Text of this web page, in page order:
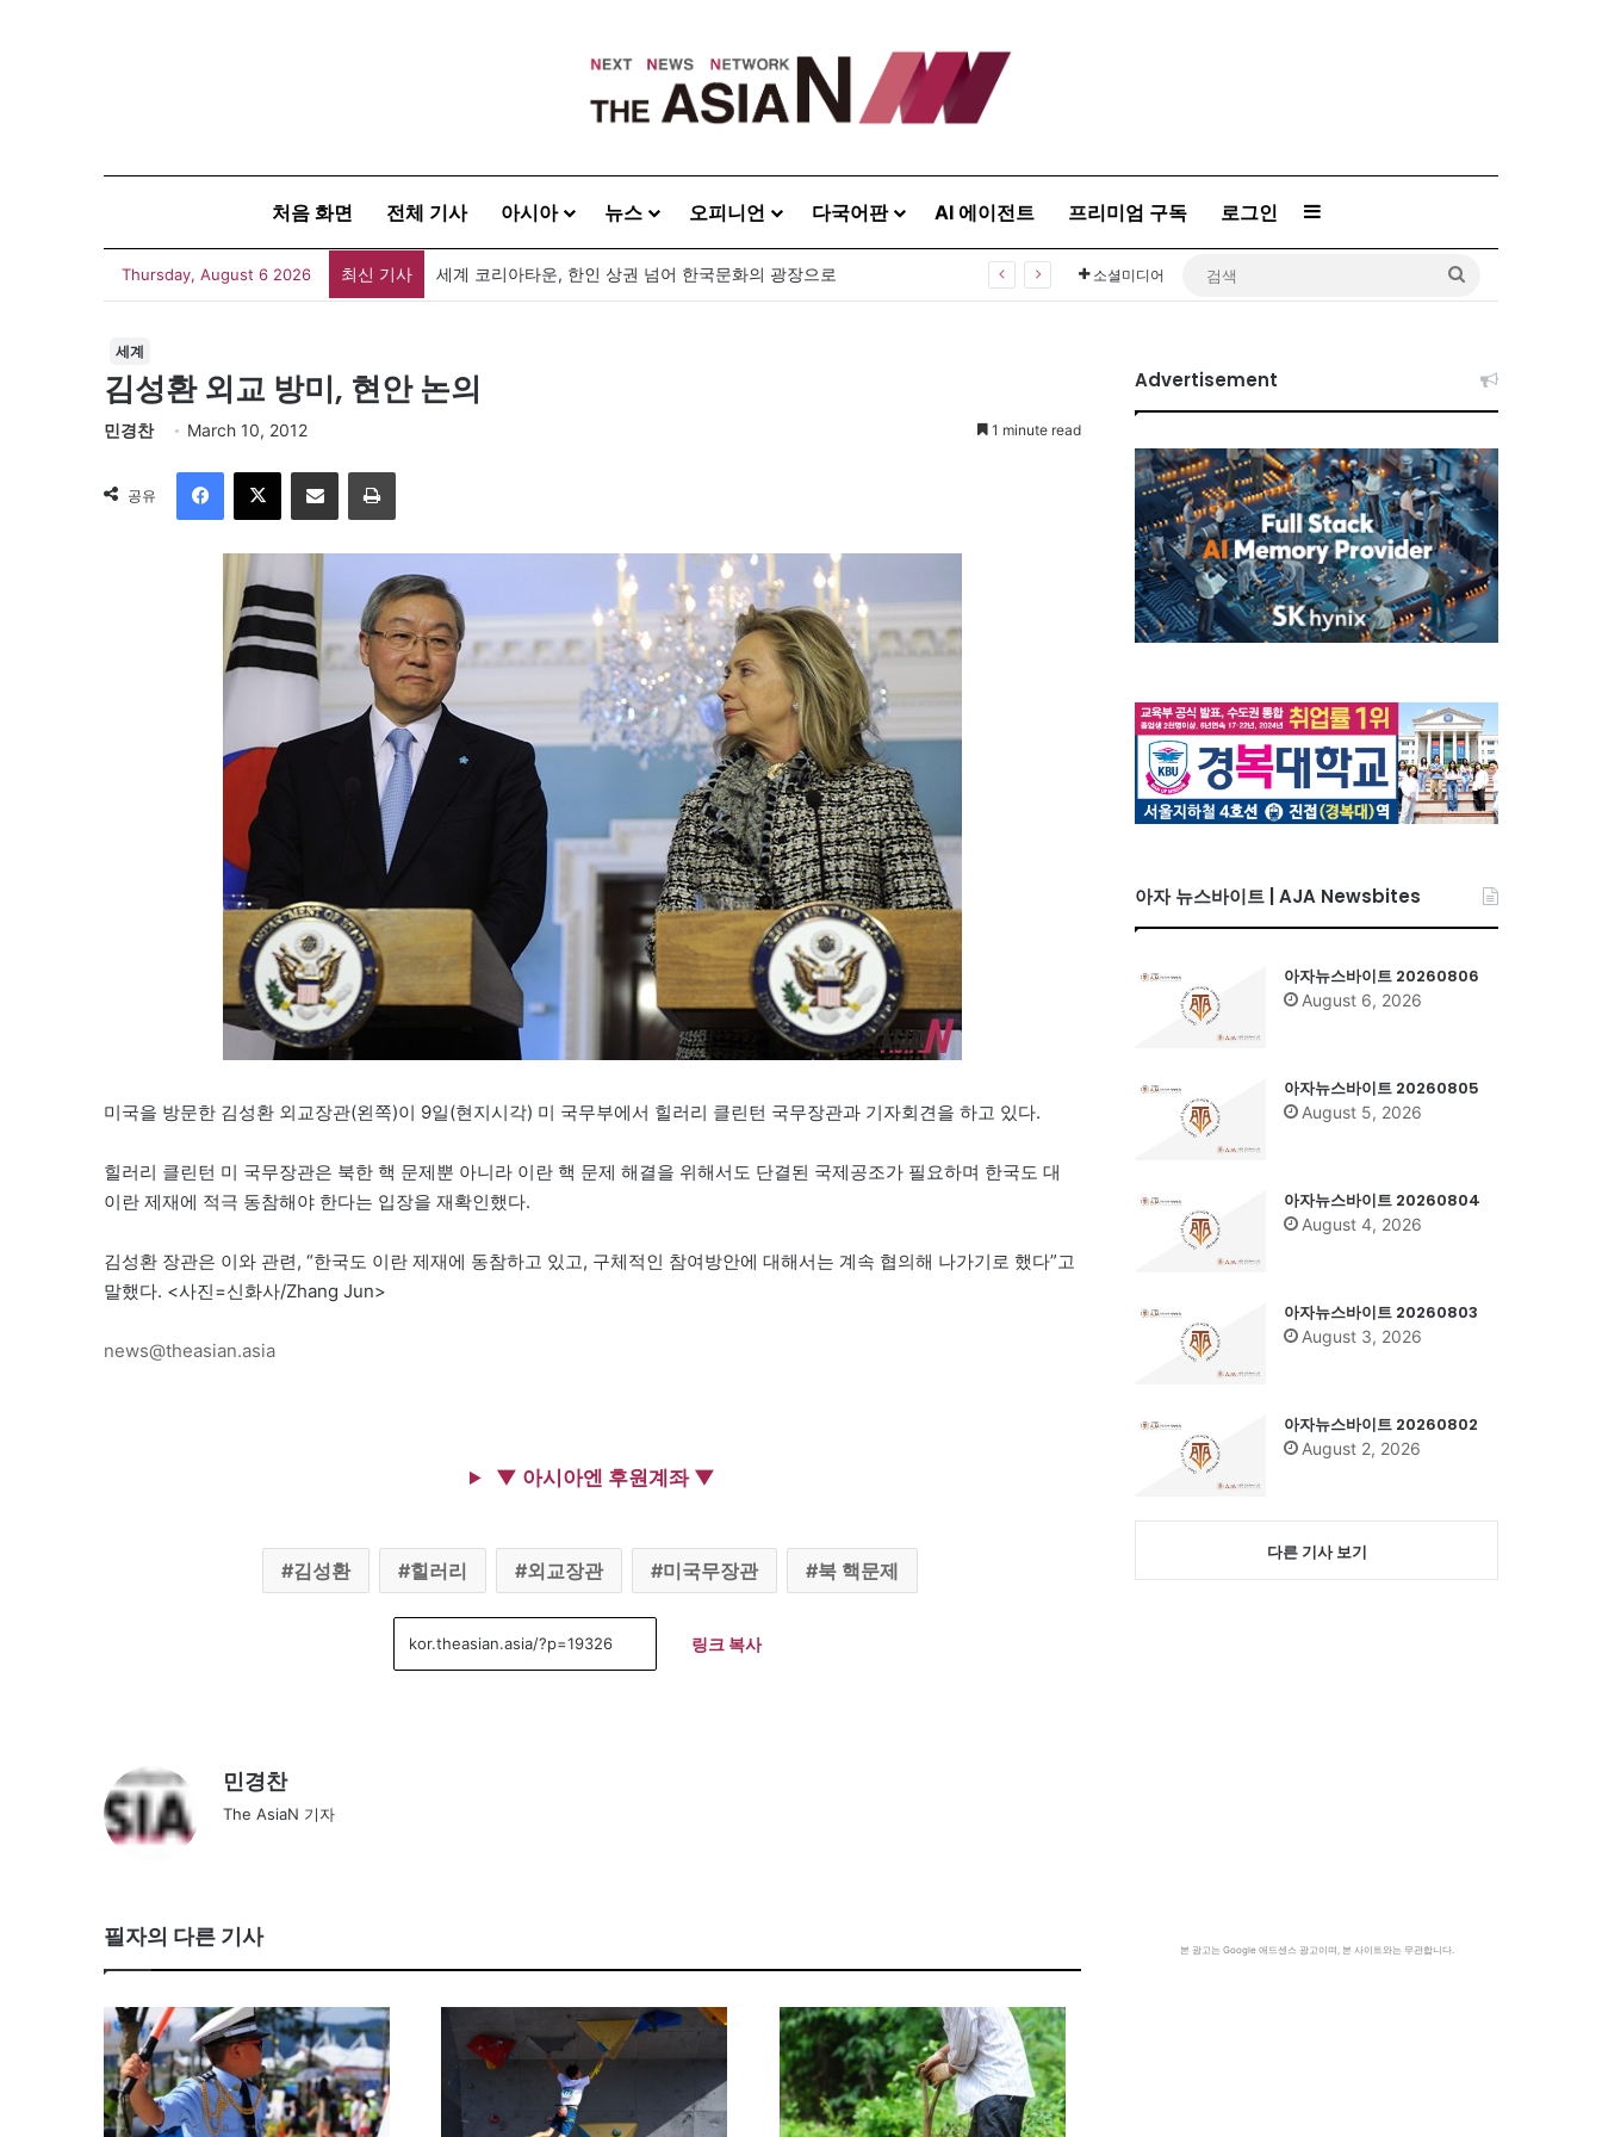
처음 화면 전체 기사 아시아 뉴스 오피니언 다국어판 AI 에이전트 프리미엄 구독 로그인 Sidebar
Thursday, August 6 2026 최신 기사 세계 코리아타운, 한인 상권 넘어 한국문화의 광장으로 소셜미디어
세계
김성환 외교 방미, 현안 논의
민경찬 March 10, 2012 1 minute read
공유
이메일
미국을 방문한 김성환 외교장관(왼쪽)이 9일(현지시각) 미 국무부에서 힐러리 클린턴 국무장관과 기자회견을 하고 있다.
힐러리 클린턴 미 국무장관은 북한 핵 문제뿐 아니라 이란 핵 문제 해결을 위해서도 단결된 국제공조가 필요하며 한국도 대
이란 제재에 적극 동참해야 한다는 입장을 재확인했다.
김성환 장관은 이와 관련, “한국도 이란 제재에 동참하고 있고, 구체적인 참여방안에 대해서는 계속 협의해 나가기로 했다”고
말했다. <사진=신화사/Zhang Jun>
news@theasian.asia
▼ 아시아엔 후원계좌 ▼
김성환 힐러리 외교장관 미국무장관 북 핵문제
링크 복사
민경찬
The AsiaN 기자
필자의 다른 기사
Advertisement
아자 뉴스바이트 | AJA Newsbites
아자뉴스바이트 20260806
August 6, 2026
아자뉴스바이트 20260805
August 5, 2026
아자뉴스바이트 20260804
August 4, 2026
아자뉴스바이트 20260803
August 3, 2026
아자뉴스바이트 20260802
August 2, 2026
다른 기사 보기
본 광고는 Google 애드센스 광고이며, 본 사이트와는 무관합니다.